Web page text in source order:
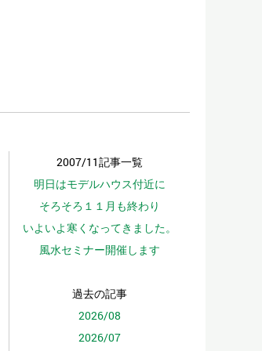
2007/11記事一覧
明日はモデルハウス付近に
そろそろ１１月も終わり
いよいよ寒くなってきました。
風水セミナー開催します
過去の記事
2026/08
2026/07